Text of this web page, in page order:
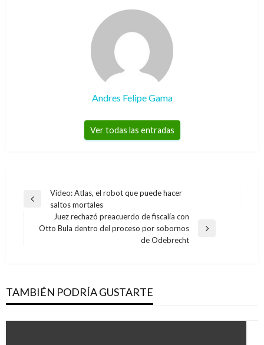
Andres Felipe Gama
Ver todas las entradas
Navegación
entradas
Entrada
Vídeo: Atlas, el robot que puede hacer
saltos mortales
Entrada
Juez rechazó preacuerdo de fiscalía con
Otto Bula dentro del proceso por sobornos
de Odebrecht
TAMBIÉN PODRÍA GUSTARTE